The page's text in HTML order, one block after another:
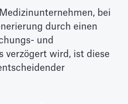
bei
durch einen
und
verzögert wird, ist diese